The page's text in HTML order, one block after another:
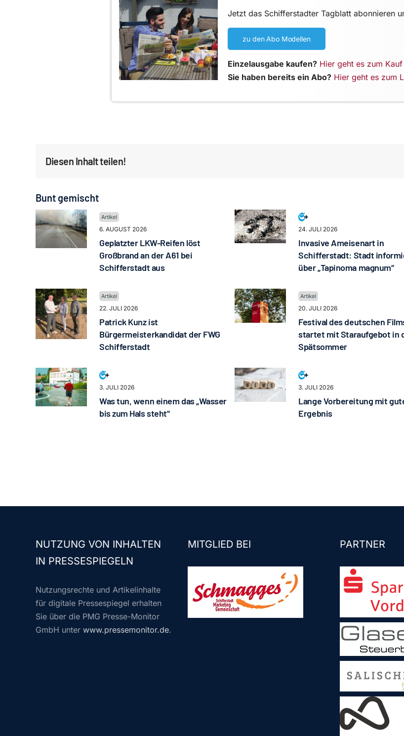
Jetzt das Schifferstadter Tagblatt abonnieren
zu den Abo Modellen
Einzelausgabe kaufen? Hier geht es zum
Sie haben bereits ein Abo? Hier geht es zum
Diesen Inhalt teilen!
Bunt gemischt
6. AUGUST 2026
Geplatzter LKW-Reifen löst
Großbrand an der A61 bei
Schifferstadt aus
24. JULI 2026
Invasive Ameisenart in
Schifferstadt: Stadt
über „Tapinoma magnum“
22. JULI 2026
Patrick Kunz ist
Bürgermeisterkandidat der FWG
Schifferstadt
20. JULI 2026
Festival des deutschen
startet mit Staraufgebot in
Spätsommer
3. JULI 2026
Was tun, wenn einem das „Wasser
bis zum Hals steht“
3. JULI 2026
Lange Vorbereitung mit
Ergebnis
NUTZUNG VON INHALTEN
IN PRESSESPIEGELN
Nutzungsrechte und Artikelinhalte
für digitale Pressespiegel erhalten
Sie über die PMG Presse-Monitor
GmbH unter www.pressemonitor.de.
MITGLIED BEI PARTNER